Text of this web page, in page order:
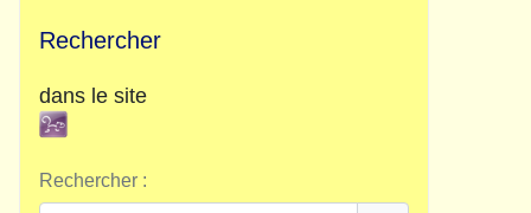
Rechercher
dans le site
Rechercher :